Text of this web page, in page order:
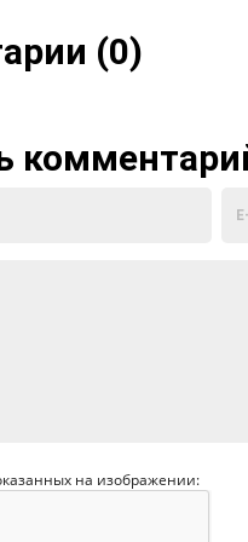
(0)
на изображении: